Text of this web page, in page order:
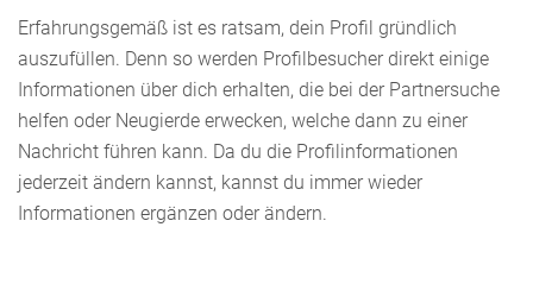
Erfahrungsgemäß ist es ratsam, dein Profil gründlich
auszufüllen. Denn so werden Profilbesucher direkt einige
Informationen über dich erhalten, die bei der Partnersuche
helfen oder Neugierde erwecken, welche dann zu einer
Nachricht führen kann. Da du die Profilinformationen
jederzeit ändern kannst, kannst du immer wieder
Informationen ergänzen oder ändern.